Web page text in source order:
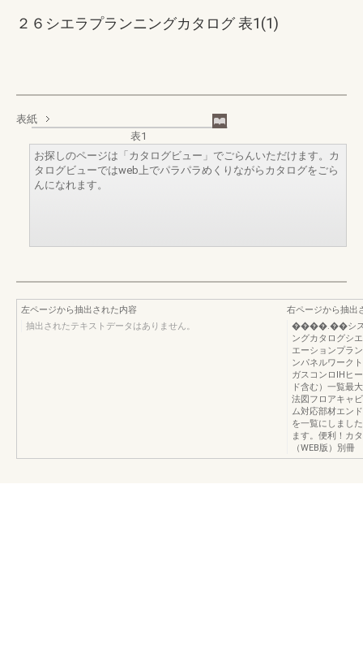
２６シエラプランニングカタログ 表1(1)
表紙
表1
お探しのページは「カタログビュー」でごらんいただけます。カ
タログビューではweb上でパラパラめくりながらカタログをごら
んになれます。
左ページから抽出された内容
抽出されたテキストデータはありません。
右ページから抽出
����.��システ
ングカタログシ
エーションプラ
ンパネルワーク
ガスコンロIHヒ
ド含む）一覧最
法図フロアキャ
ム対応部材エン
を一覧にしまし
ます。便利！カ
（WEB版）別冊